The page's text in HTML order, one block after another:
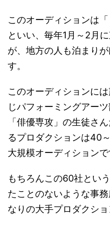
このオーディションは
といい、毎年1月～2月
が、地方の人も泊まり
す。
このオーディションに
じパフォーミングアー
「俳優専攻」の生徒さ
るプロダクションは40
大規模オーディションで
もちろんこの60社とい
たことのないような事
なりの大手プロダクシ